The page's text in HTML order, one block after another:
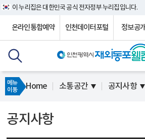
이 누리집은 대한민국 공식 전자정부 누리집입니다.
온라인통합예약 인천데이터포털 정보공
메뉴
이동
Home 소통공간 공지사항
공지사항